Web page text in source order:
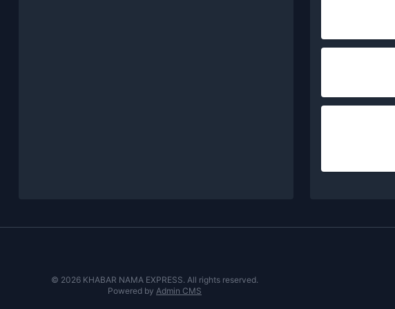
© 2026 KHABAR NAMA EXPRESS. All rights reserved.
Powered by Admin CMS